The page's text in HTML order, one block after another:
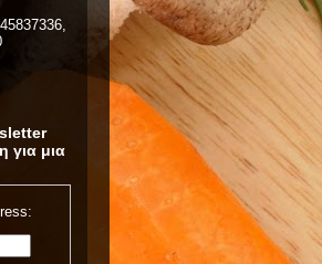
για μια